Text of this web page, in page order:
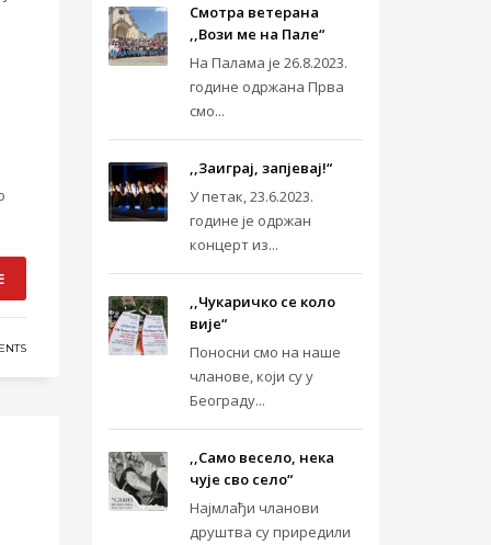
Смотра ветерана
,,Вози ме на Пале“
На Палама је 26.8.2023.
године одржана Прва
смо...
,,Заиграј, запјевај!“
У петак, 23.6.2023.
године је одржан
концерт из...
,,Чукаричко се коло
вије“
Поносни смо на наше
чланове, који су у
Београду...
,,Само весело, нека
чује сво село“
Најмлађи чланови
друштва су приредили